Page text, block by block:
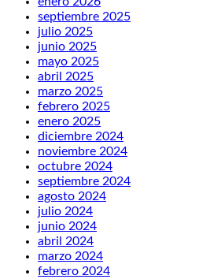
septiembre 2025
julio 2025
junio 2025
mayo 2025
abril 2025
marzo 2025
febrero 2025
enero 2025
diciembre 2024
noviembre 2024
octubre 2024
septiembre 2024
agosto 2024
julio 2024
junio 2024
abril 2024
marzo 2024
febrero 2024